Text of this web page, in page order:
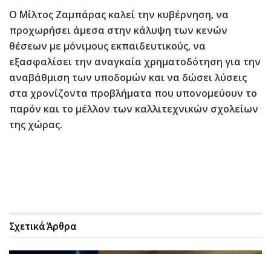
Ο Μίλτος Ζαμπάρας καλεί την κυβέρνηση,να
προχωρήσει άμεσα στην κάλυψη των κενών
θέσεων με μόνιμους εκπαιδευτικούς, να
εξασφαλίσει την αναγκαία χρηματοδότηση για την
αναβάθμιση των υποδομών και να δώσει λύσεις
στα χρονίζοντα προβλήματα που υπονομεύουν το
παρόν και το μέλλον των καλλιτεχνικών σχολείων
της χώρας.
ΣχετικάΆρθρα